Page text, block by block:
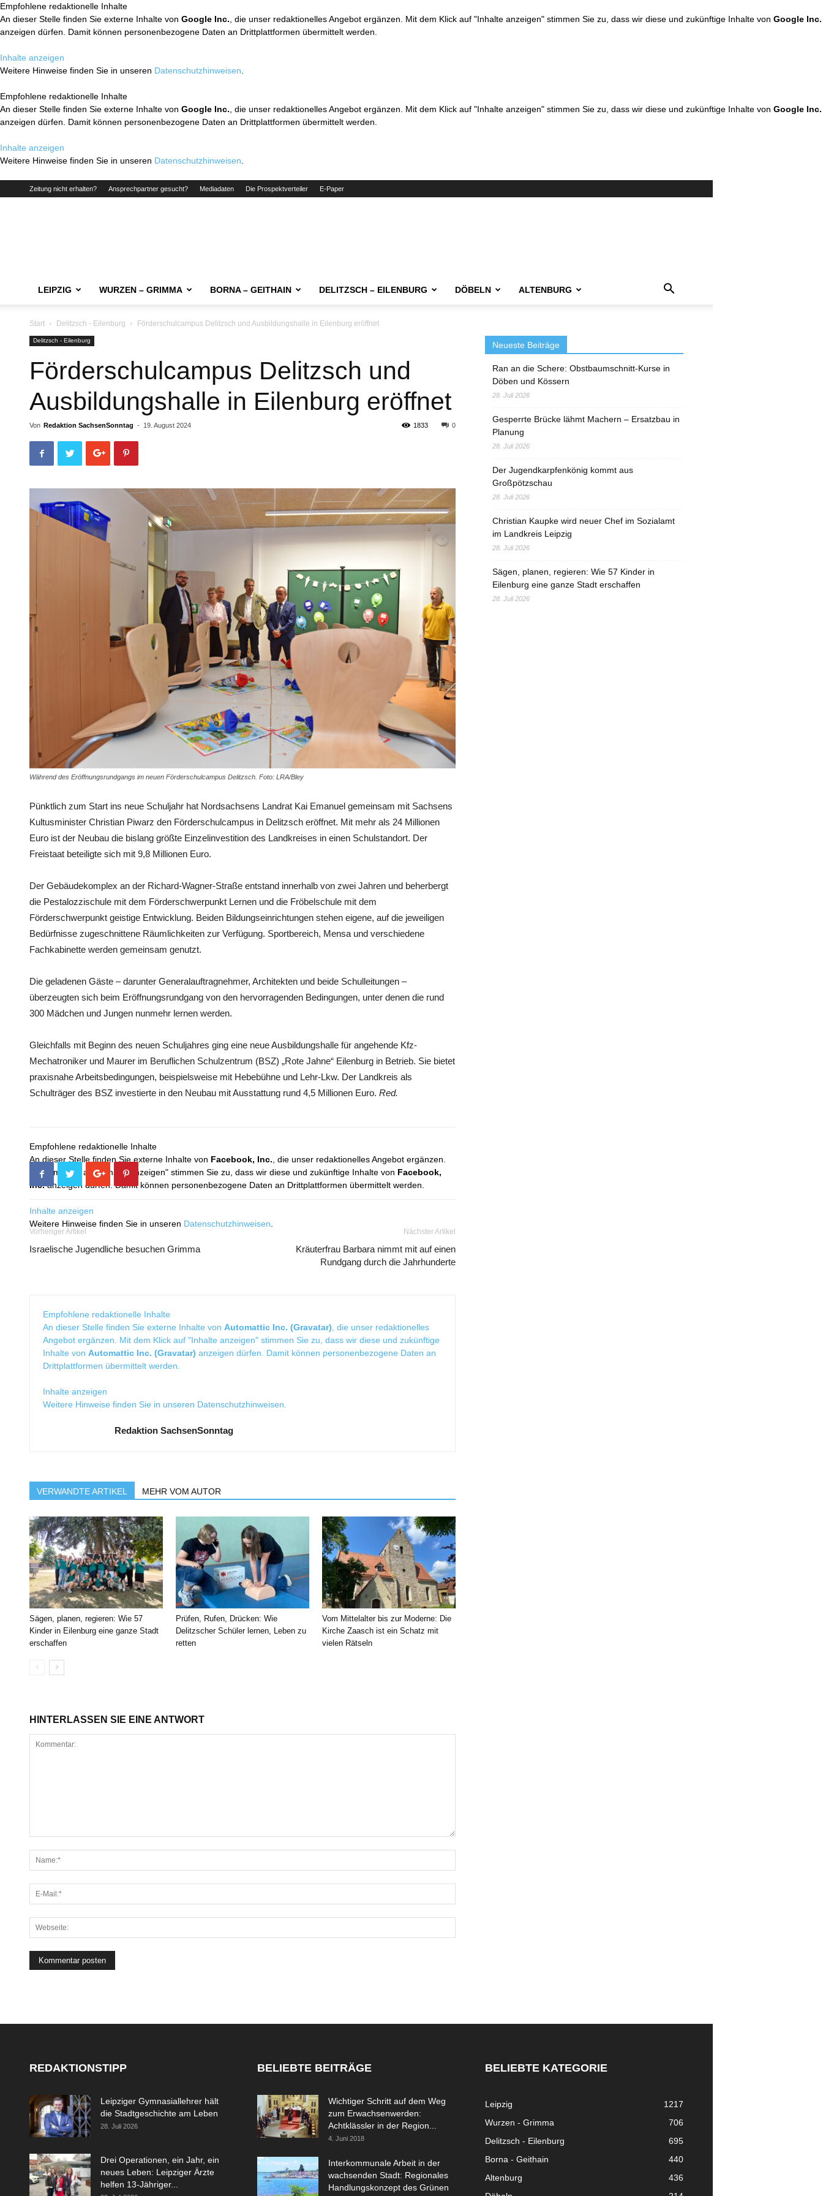
Empfohlene redaktionelle Inhalte
An dieser Stelle finden Sie externe Inhalte von Google Inc. , die unser redaktionelles Angebot ergänzen. Mit dem Klick auf "Inhalte anzeigen" stimmen Sie zu, dass wir diese und zukünftige Inhalte von Google Inc.
anzeigen dürfen. Damit können personenbezogene Daten an Drittplattformen übermittelt werden.
Inhalte anzeigen
Weitere Hinweise finden Sie in unseren Datenschutzhinweisen
Empfohlene redaktionelle Inhalte
An dieser Stelle finden Sie externe Inhalte von Google Inc. , die unser redaktionelles Angebot ergänzen. Mit dem Klick auf "Inhalte anzeigen" stimmen Sie zu, dass wir diese und zukünftige Inhalte von Google Inc.
anzeigen dürfen. Damit können personenbezogene Daten an Drittplattformen übermittelt werden.
Inhalte anzeigen
Weitere Hinweise finden Sie in unseren Datenschutzhinweisen
Zeitung nicht erhalten? Ansprechpartner gesucht? Mediadaten Die Prospektverteiler E-Paper
LEIPZIG WURZEN – GRIMMA BORNA – GEITHAIN DELITZSCH – EILENBURG DÖBELN ALTENBURG
Start Delitzsch - Eilenburg Förderschulcampus Delitzsch und Ausbildungshalle in Eilenburg eröffnet
Delitzsch - Eilenburg
Förderschulcampus Delitzsch und
Ausbildungshalle in Eilenburg eröffnet
Von Redaktion SachsenSonntag - 19. August 2024 0
1833
Während des Eröffnungsrundgangs im neuen Förderschulcampus Delitzsch. Foto: LRA/Bley
Pünktlich zum Start ins neue Schuljahr hat Nordsachsens Landrat Kai Emanuel gemeinsam mit Sachsens
Kultusminister Christian Piwarz den Förderschulcampus in Delitzsch eröffnet. Mit mehr als 24 Millionen
Euro ist der Neubau die bislang größte Einzelinvestition des Landkreises in einen Schulstandort. Der
Freistaat beteiligte sich mit 9,8 Millionen Euro.
Der Gebäudekomplex an der Richard-Wagner-Straße entstand innerhalb von zwei Jahren und beherbergt
die Pestalozzischule mit dem Förderschwerpunkt Lernen und die Fröbelschule mit dem
Förderschwerpunkt geistige Entwicklung. Beiden Bildungseinrichtungen stehen eigene, auf die jeweiligen
Bedürfnisse zugeschnittene Räumlichkeiten zur Verfügung. Sportbereich, Mensa und verschiedene
Fachkabinette werden gemeinsam genutzt.
Die geladenen Gäste – darunter Generalauftragnehmer, Architekten und beide Schulleitungen –
überzeugten sich beim Eröffnungsrundgang von den hervorragenden Bedingungen, unter denen die rund
300 Mädchen und Jungen nunmehr lernen werden.
Gleichfalls mit Beginn des neuen Schuljahres ging eine neue Ausbildungshalle für angehende Kfz-
Mechatroniker und Maurer im Beruflichen Schulzentrum (BSZ) „Rote Jahne“ Eilenburg in Betrieb. Sie bietet
praxisnahe Arbeitsbedingungen, beispielsweise mit Hebebühne und Lehr-Lkw. Der Landkreis als
Schulträger des BSZ investierte in den Neubau mit Ausstattung rund 4,5 Millionen Euro. Red.
Empfohlene redaktionelle Inhalte
An dieser Stelle finden Sie externe Inhalte von Facebook, Inc. , die unser redaktionelles Angebot ergänzen.
Mit dem Klick auf "Inhalte anzeigen" stimmen Sie zu, dass wir diese und zukünftige Inhalte von Facebook,
Inc.anzeigen dürfen. Damit können personenbezogene Daten an Drittplattformen übermittelt werden.
Inhalte anzeigen
Weitere Hinweise finden Sie in unseren Datenschutzhinweisen
Vorheriger Artikel
Israelische Jugendliche besuchen Grimma
Nächster Artikel
Kräuterfrau Barbara nimmt mit auf einen
Rundgang durch die Jahrhunderte
Empfohlene redaktionelle Inhalte
An dieser Stelle finden Sie externe Inhalte von Automattic Inc. (Gravatar) , die unser redaktionelles
Angebot ergänzen. Mit dem Klick auf "Inhalte anzeigen" stimmen Sie zu, dass wir diese und zukünftige
Inhalte von Automattic Inc. (Gravatar) anzeigen dürfen. Damit können personenbezogene Daten an
Drittplattformen übermittelt werden.
Inhalte anzeigen
Weitere Hinweise finden Sie in unseren Datenschutzhinweisen
Redaktion SachsenSonntag
VERWANDTE ARTIKEL MEHR VOM AUTOR
Sägen, planen, regieren: Wie 57
Kinder in Eilenburg eine ganze Stadt
erschaffen
Prüfen, Rufen, Drücken: Wie
Delitzscher Schüler lernen, Leben zu
retten
Vom Mittelalter bis zur Moderne: Die
Kirche Zaasch ist ein Schatz mit
vielen Rätseln
HINTERLASSEN SIE EINE ANTWORT
Neueste Beiträge
Ran an die Schere: Obstbaumschnitt-Kurse in
Döben und Kössern
28. Juli 2026
Gesperrte Brücke lähmt Machern – Ersatzbau in
Planung
28. Juli 2026
Der Jugendkarpfenkönig kommt aus
Großpötzschau
28. Juli 2026
Christian Kaupke wird neuer Chef im Sozialamt
im Landkreis Leipzig
28. Juli 2026
Sägen, planen, regieren: Wie 57 Kinder in
Eilenburg eine ganze Stadt erschaffen
28. Juli 2026
REDAKTIONSTIPP
Leipziger Gymnasiallehrer hält
die Stadtgeschichte am Leben
28. Juli 2026
Drei Operationen, ein Jahr, ein
neues Leben: Leipziger Ärzte
helfen 13-Jähriger...
BELIEBTE BEITRÄGE
Wichtiger Schritt auf dem Weg
zum Erwachsenwerden:
Achtklässler in der Region...
4. Juni 2018
Interkommunale Arbeit in der
wachsenden Stadt: Regionales
Handlungskonzept des Grünen
BELIEBTE KATEGORIE
Leipzig
1217
Wurzen - Grimma
706
Delitzsch - Eilenburg
695
Borna - Geithain
440
Altenburg
436